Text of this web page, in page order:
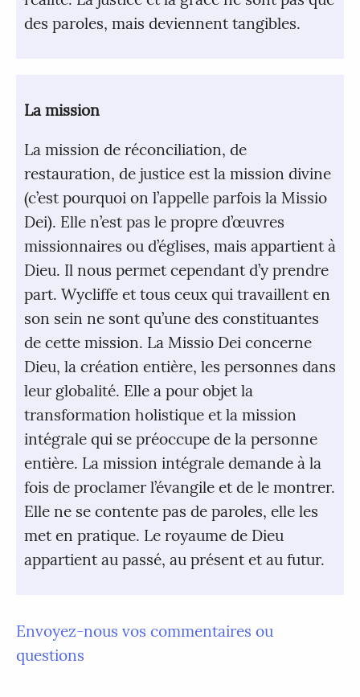
des paroles, mais deviennent tangibles.
La mission
La mission de réconciliation, de
restauration, de justice est la mission divine
(c’est pourquoi on l’appelle parfois la Missio
Dei). Elle n’est pas le propre d’œuvres
missionnaires ou d’églises, mais appartient à
Dieu. Il nous permet cependant d’y prendre
part. Wycliffe et tous ceux qui travaillent en
son sein ne sont qu’une des constituantes
de cette mission. La Missio Dei concerne
Dieu, la création entière, les personnes dans
leur globalité. Elle a pour objet la
transformation holistique et la mission
intégrale qui se préoccupe de la personne
entière. La mission intégrale demande à la
fois de proclamer l’évangile et de le montrer.
Elle ne se contente pas de paroles, elle les
met en pratique. Le royaume de Dieu
appartient au passé, au présent et au futur.
Envoyez-nous vos commentaires ou
questions